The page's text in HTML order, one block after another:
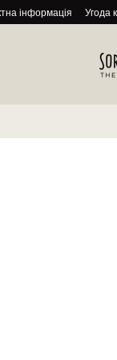
інформація Угода